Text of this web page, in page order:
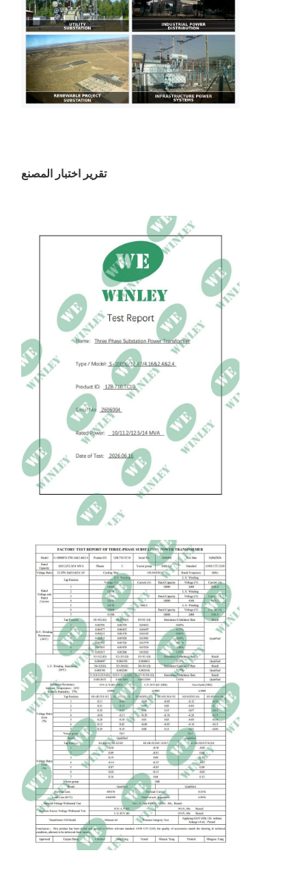
تقرير اختبار المصنع